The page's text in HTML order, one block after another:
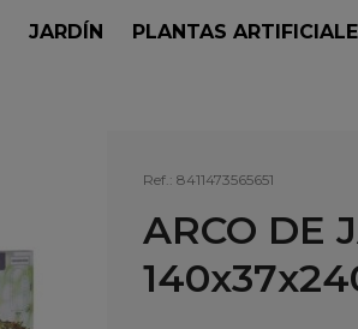
JARDÍN PLANTAS
Ref.: 8411473565651
ARCO DE